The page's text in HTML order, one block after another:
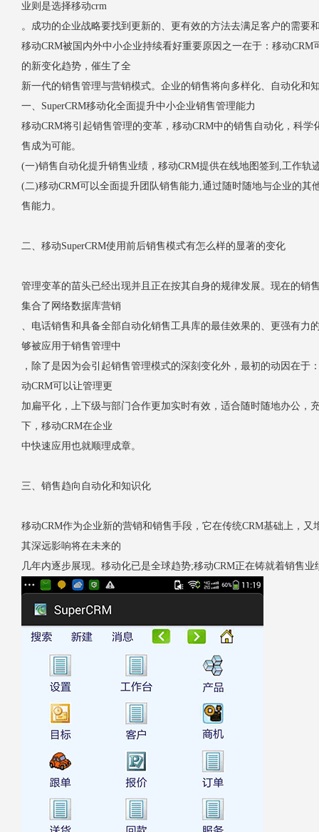
业则是选择移动crm
。成功的企业战略要找到更新的、更有效的方法去满足客户的需要
移动CRM被国内外中小企业持续看好重要原因之一在于：移动
的新变化趋势，催生了全
新一代的销售管理与营销模式。企业的销售将向多样化、自动化和
一、SuperCRM移动化全面提升中小企业销售管理能力
移动CRM将引起销售管理的变革，移动CRM中的销售自动化，科
售成为可能。
(一)销售自动化提升销售业绩，移动CRM提供在线地图签到,工作
(二)移动CRM可以全面提升团队销售能力,通过随时随地与企业的
售能力。
二、移动SuperCRM使用前后销售模式有怎么样的显著的变化
管理变革的苗头已经出现并且正在按其自身的规律发展。现在的销
集合了网络数据库营销
、电话销售和具备全部自动化销售工具库的最佳效果的、更强有力
够被应用于销售管理中
，除了是因为会引起销售管理模式的深刻变化外，最初的动因在
动CRM可以让管理更
加扁平化，上下级与部门合作更加实时有效，适合随时随地办公
下，移动CRM在企业
中快速应用也就顺理成章。
三、销售趋向自动化和知识化
移动CRM作为企业新的营销和销售手段，它在传统CRM基础上，
其深远影响将在未来的
几年内逐步展现。移动化已是全球趋势;移动CRM正在铸就着销售